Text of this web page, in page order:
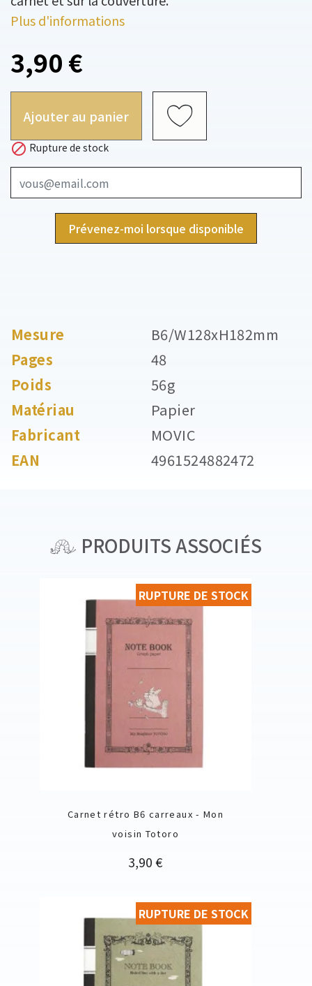
Plus d'informations
3,90 €
Ajouter au panier
 Rupture de stock
Prévenez-moi lorsque disponible
Mesure
B6/W128xH182mm
Pages
48
Poids
56g
Matériau
Papier
Fabricant
MOVIC
EAN
4961524882472
PRODUITS ASSOCIÉS
Carnet rétro B6 carreaux - Mon
voisin Totoro
Prix
3,90 €
RUPTURE DE STOCK
RUPTURE DE STOCK